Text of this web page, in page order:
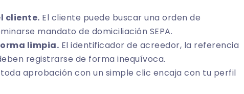
cliente. El cliente puede buscar una orden de
mandato de domiciliación SEPA.
limpia. El identificador de acreedor, la referencia
registrarse de forma inequívoca.
toda aprobación con un simple clic encaja con tu perfil